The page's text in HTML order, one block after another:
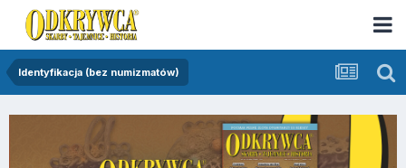
Identyfikacja (bez numizmatów)